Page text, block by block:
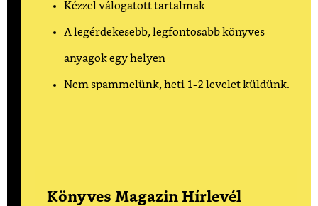
Kézzel válogatott tartalmak
A legérdekesebb, legfontosabb könyves
anyagok egy helyen
Nem spammelünk, heti 1-2 levelet küldünk.
Könyves Magazin Hírlevél